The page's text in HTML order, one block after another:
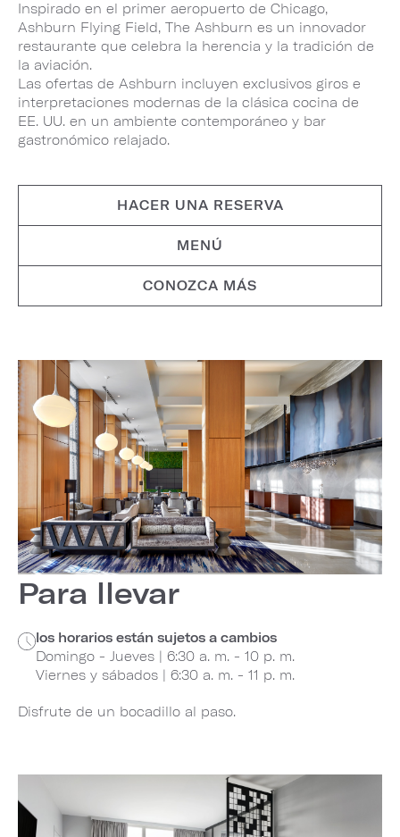
Inspirado en el primer aeropuerto de Chicago,
Ashburn Flying Field, The Ashburn es un innovador
restaurante que celebra la herencia y la tradición de
la aviación.
Las ofertas de Ashburn incluyen exclusivos giros e
interpretaciones modernas de la clásica cocina de
EE. UU. en un ambiente contemporáneo y bar
gastronómico relajado.
HACER UNA RESERVA
MENÚ
CONOZCA MÁS
Para llevar
los horarios están sujetos a cambios
Domingo - Jueves | 6:30 a. m. - 10 p. m.
Viernes y sábados | 6:30 a. m. - 11 p. m.
Disfrute de un bocadillo al paso.